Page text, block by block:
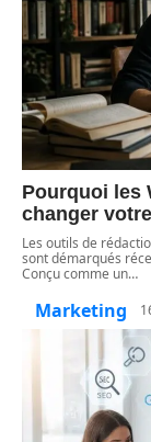
Pourquoi les
changer
Les outils de
sont démarqués
Conçu comme un…
Marketing